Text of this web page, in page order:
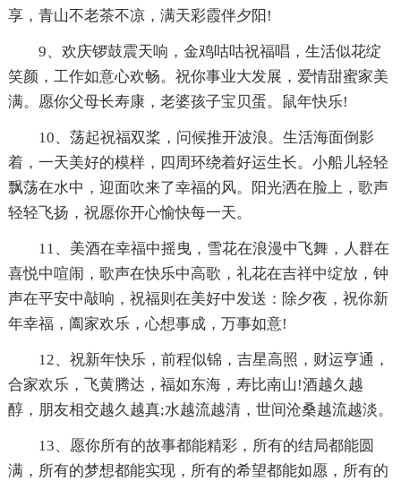
享，青山不老茶不凉，满天彩霞伴夕阳!
9、欢庆锣鼓震天响，金鸡咕咕祝福唱，生活似花绽
笑颜，工作如意心欢畅。祝你事业大发展，爱情甜蜜家美
满。愿你父母长寿康，老婆孩子宝贝蛋。鼠年快乐!
10、荡起祝福双桨，问候推开波浪。生活海面倒影
着，一天美好的模样，四周环绕着好运生长。小船儿轻轻
飘荡在水中，迎面吹来了幸福的风。阳光洒在脸上，歌声
轻轻飞扬，祝愿你开心愉快每一天。
11、美酒在幸福中摇曳，雪花在浪漫中飞舞，人群在
喜悦中喧闹，歌声在快乐中高歌，礼花在吉祥中绽放，钟
声在平安中敲响，祝福则在美好中发送：除夕夜，祝你新
年幸福，阖家欢乐，心想事成，万事如意!
12、祝新年快乐，前程似锦，吉星高照，财运亨通，
合家欢乐，飞黄腾达，福如东海，寿比南山!酒越久越
醇，朋友相交越久越真;水越流越清，世间沧桑越流越淡。
13、愿你所有的故事都能精彩，所有的结局都能圆
满，所有的梦想都能实现，所有的希望都能如愿，所有的